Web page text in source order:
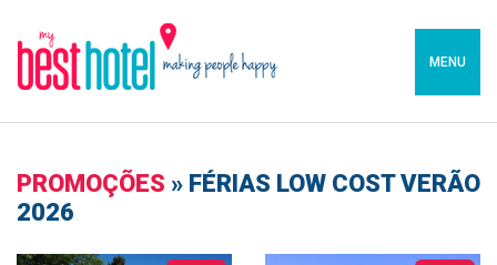
MENU
PROMOÇÕES » FÉRIAS LOW COST VERÃO
2026